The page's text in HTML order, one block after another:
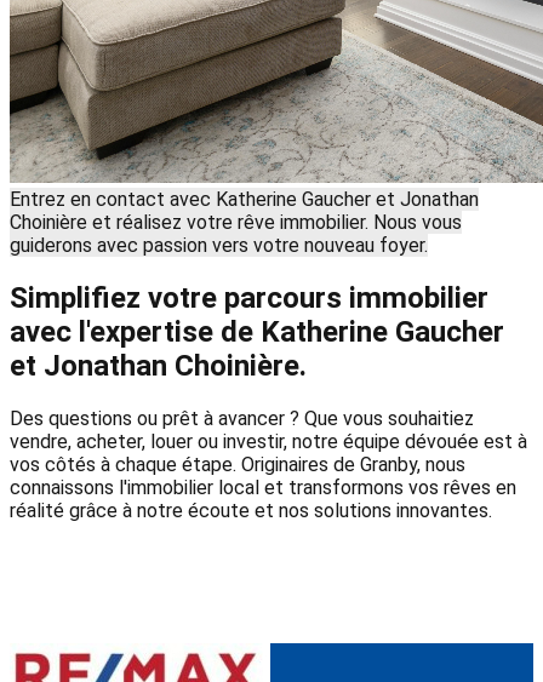
Entrez en contact avec Katherine Gaucher et Jonathan
Choinière et réalisez votre rêve immobilier. Nous vous
guiderons avec passion vers votre nouveau foyer.
Simplifiez votre parcours immobilier
avec l'expertise de Katherine Gaucher
et Jonathan Choinière.
Des questions ou prêt à avancer ? Que vous souhaitiez
vendre, acheter, louer ou investir, notre équipe dévouée est à
vos côtés à chaque étape. Originaires de Granby, nous
connaissons l'immobilier local et transformons vos rêves en
réalité grâce à notre écoute et nos solutions innovantes.